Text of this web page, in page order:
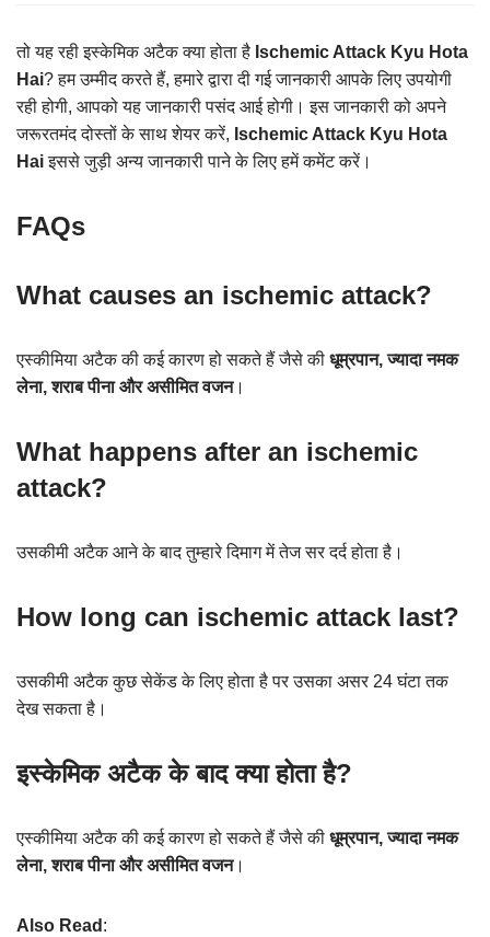
तो यह रही इस्केमिक अटैक क्या होता है Ischemic Attack Kyu Hota
Hai? हम उम्मीद करते हैं, हमारे द्वारा दी गई जानकारी आपके लिए उपयोगी
रही होगी, आपको यह जानकारी पसंद आई होगी। इस जानकारी को अपने
जरूरतमंद दोस्तों के साथ शेयर करें, Ischemic Attack Kyu Hota
Haiइससे जुड़ी अन्य जानकारी पाने के लिए हमें कमेंट करें।
FAQs
What causes an ischemic attack?
एस्कीमिया अटैक की कई कारण हो सकते हैं जैसे की धूम्रपान, ज्यादा नमक
लेना, शराब पीना और असीमित वजन।
What happens after an ischemic
attack?
उसकीमी अटैक आने के बाद तुम्हारे दिमाग में तेज सर दर्द होता है।
How long can ischemic attack last?
उसकीमी अटैक कुछ सेकेंड के लिए होता है पर उसका असर 24 घंटा तक
देख सकता है।
इस्केमिक अटैक के बाद क्या होता है?
एस्कीमिया अटैक की कई कारण हो सकते हैं जैसे की धूम्रपान, ज्यादा नमक
लेना, शराब पीना और असीमित वजन।
Also Read :